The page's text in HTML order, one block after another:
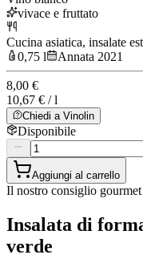
vivace e fruttato
Cucina asiatica, insalate
0,75 l
Annata 2021
8,00 €
10,67 € / l
Chiedi a Vinolin
Disponibile
Aggiungi al carrello
Il nostro consiglio gourmet
Insalata di
verde